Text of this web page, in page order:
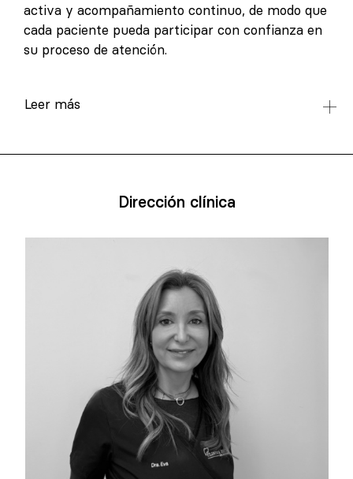
activa y acompañamiento continuo, de modo que
cada paciente pueda participar con confianza en
su proceso de atención.
Leer más
Dirección clínica